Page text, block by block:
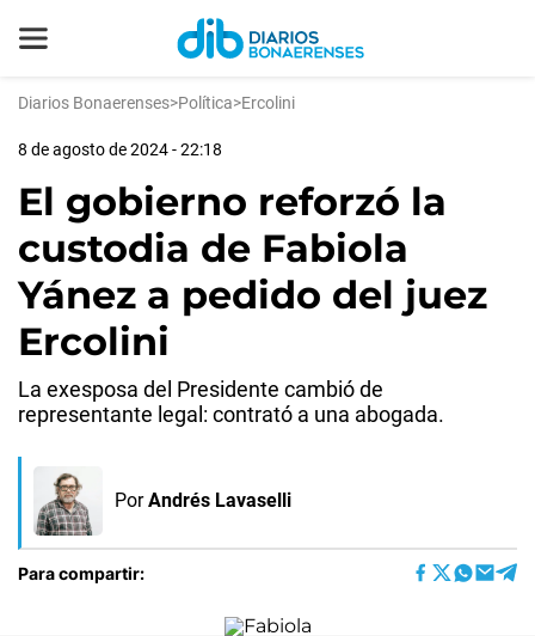
Diarios Bonaerenses>Política>Ercolini
8 de agosto de 2024 - 22:18
El gobierno reforzó la
custodia de Fabiola
Yánez a pedido del juez
Ercolini
La exesposa del Presidente cambió de
representante legal: contrató a una abogada.
Por Andrés Lavaselli
Para compartir: